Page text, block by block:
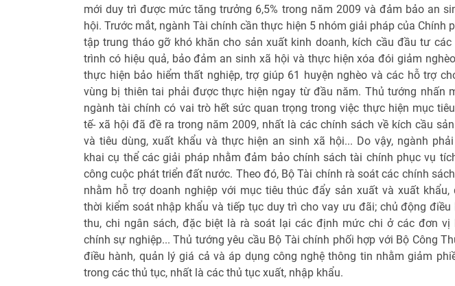
mới duy trì được mức tăng trưởng 6,5% trong năm 2009 và đảm bảo an
hội. Trước mắt, ngành Tài chính cần thực hiện 5 nhóm giải pháp của Chính
tập trung tháo gỡ khó khăn cho sản xuất kinh doanh, kích cầu đầu tư các
trình có hiệu quả, bảo đảm an sinh xã hội và thực hiện xóa đói giảm
thực hiện bảo hiểm thất nghiệp, trợ giúp 61 huyện nghèo và các hỗ trợ
vùng bị thiên tai phải được thực hiện ngay từ đầu năm. Thủ tướng nhấn
ngành tài chính có vai trò hết sức quan trọng trong việc thực hiện mục
tế- xã hội đã đề ra trong năm 2009, nhất là các chính sách về kích cầu
và tiêu dùng, xuất khẩu và thực hiện an sinh xã hội... Do vậy, ngành
khai cụ thể các giải pháp nhằm đảm bảo chính sách tài chính phục vụ
công cuộc phát triển đất nước. Theo đó, Bộ Tài chính rà soát các chính
nhằm hỗ trợ doanh nghiệp với mục tiêu thúc đẩy sản xuất và xuất khẩu,
thời kiểm soát nhập khẩu và tiếp tục duy trì cho vay ưu đãi; chủ động điều
thu, chi ngân sách, đặc biệt là rà soát lại các định mức chi ở các đơn vị
chính sự nghiệp... Thủ tướng yêu cầu Bộ Tài chính phối hợp với Bộ Công
điều hành, quản lý giá cả và áp dụng công nghệ thông tin nhằm giảm
trong các thủ tục, nhất là các thủ tục xuất, nhập khẩu.